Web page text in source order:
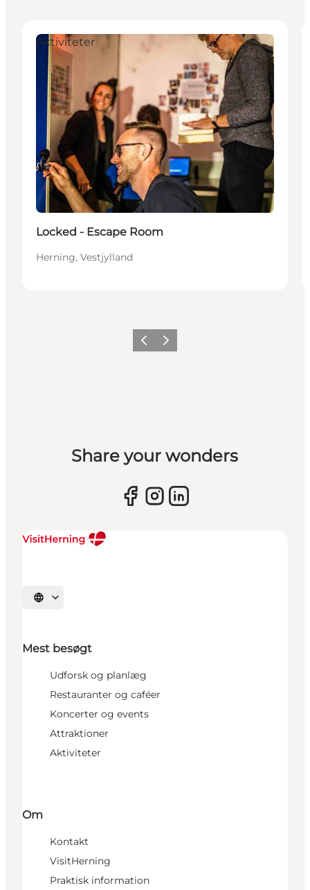
Aktiviteter
Locked - Escape Room
Herning, Vestjylland
Forrige billede
Næste billede
Share your wonders
Vælg sprog
Mest besøgt
Udforsk og planlæg
Restauranter og caféer
Koncerter og events
Attraktioner
Aktiviteter
Om
Kontakt
VisitHerning
Praktisk information